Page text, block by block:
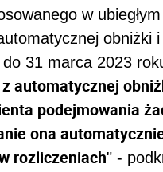
w
obniżki
do 31 marca 2023
automatycznej
podejmowania
ona
rozliczeniach" -